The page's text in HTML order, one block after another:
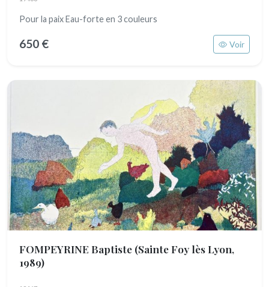
Pour la paix Eau-forte en 3 couleurs
650 € Voir
FOMPEYRINE Baptiste (Sainte Foy lès Lyon,
1989)